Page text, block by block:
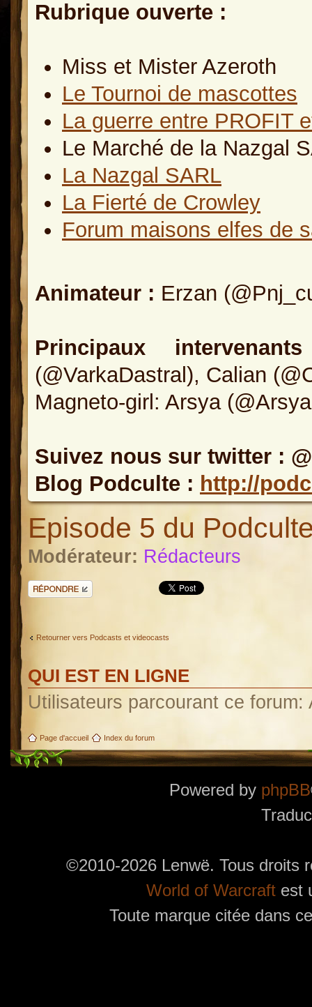
Rubrique ouverte :
Miss et Mister Azeroth
Le Tournoi de mascottes
La guerre entre PROFIT
Le Marché de la Nazgal
La Nazgal SARL
La Fierté de Crowley
Forum maisons elfes de
Animateur : Erzan
Principaux
(@VarkaDastral), Calian
Magneto-girl: Arsya
Suivez nous sur twitter :
Blog Podculte : http://
Episode 5 du
Modérateur: Rédacteurs
Répondre
Retourner vers Podcasts et videocasts
QUI EST EN LIGNE
Utilisateurs parcourant ce
Page d'accueil Index du forum
Powered by phpBB
©2010-2026 Lenwë. Tous droits
World of Warcraftest
Toute marque citée dans